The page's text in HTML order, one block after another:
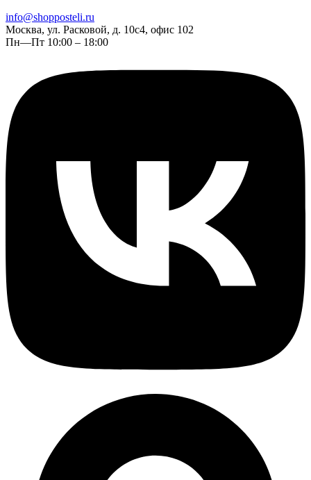
info@shopposteli.ru
Москва, ул. Расковой, д. 10с4, офис 102
Пн—Пт 10:00 – 18:00